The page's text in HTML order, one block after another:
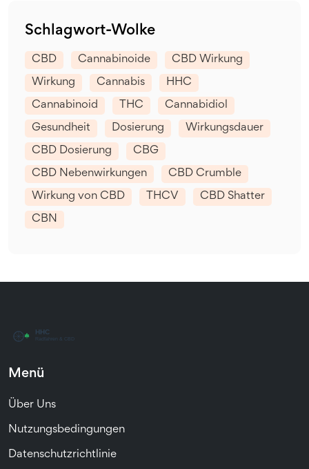
Schlagwort-Wolke
CBD Cannabinoide CBD Wirkung
Wirkung Cannabis HHC
Cannabinoid THC Cannabidiol
Gesundheit Dosierung Wirkungsdauer
CBD Dosierung CBG
CBD Nebenwirkungen CBD Crumble
Wirkung von CBD THCV CBD Shatter
CBN
Menü
Über Uns
Nutzungsbedingungen
Datenschutzrichtlinie